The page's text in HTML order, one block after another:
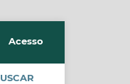
Acesso